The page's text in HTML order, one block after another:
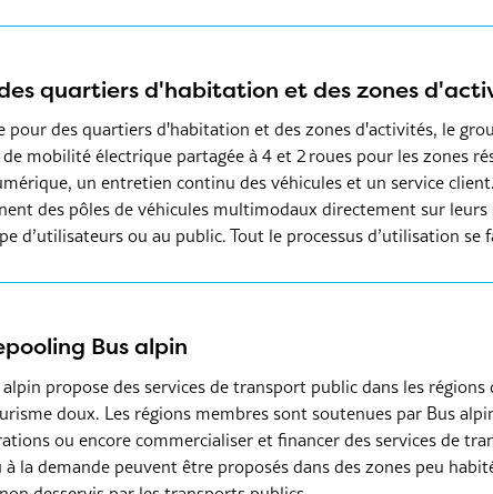
quartiers d'habitation et des zones
pour des quartiers d'habitation et des zones d'activités, le
de mobilité électrique partagée à 4 et 2 roues pour les zones
un entretien continu des véhicules et un service
des pôles de véhicules multimodaux directement sur leurs
d’utilisateurs ou au public. Tout le processus d’utilisation se
Bus alpin
alpin propose des services de transport public dans les
doux. Les régions membres sont soutenues par Bus
ou encore commercialiser et financer des services de
à la demande peuvent être proposés dans des zones peu